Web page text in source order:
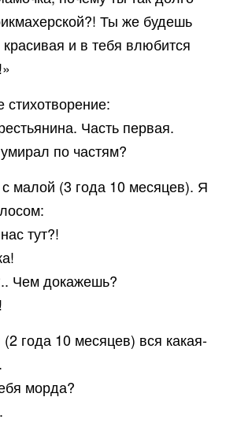
Ты же будешь
и в тебя влюбится
Часть первая.
по частям?
малой (3 года 10 месяцев). Я
тут?!
Чем докажешь?
года 10 месяцев) вся какая-
морда?